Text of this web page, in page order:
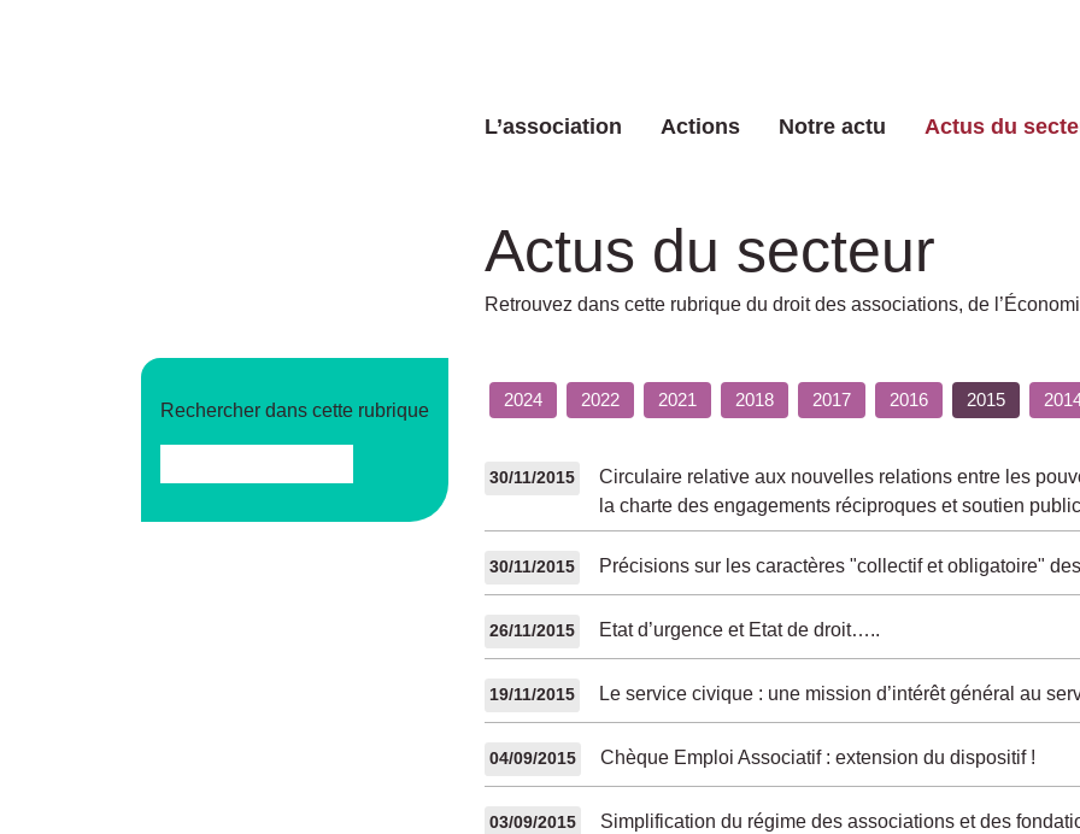
L’association Actions Notre actu Actus du
Actus du secteur
Retrouvez dans cette rubrique du droit des associations, de
Rechercher dans cette rubrique
2024 2022 2021 2018 2017 2016 2015
30/11/2015
Circulaire relative aux nouvelles relations entre les
la charte des engagements réciproques et soutien
30/11/2015 Précisions sur les caractères "collectif et obligatoire"
26/11/2015 Etat d’urgence et Etat de droit…..
19/11/2015 Le service civique : une mission d’intérêt général au
04/09/2015 Chèque Emploi Associatif : extension du dispositif !
03/09/2015 Simplification du régime des associations et des